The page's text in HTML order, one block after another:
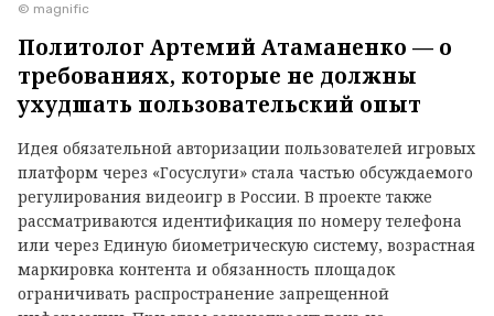
© magnific
Политолог Артемий Атаманенко — о
требованиях, которые не должны
ухудшать пользовательский опыт
Идея обязательной авторизации пользователей игровых
платформ через «Госуслуги» стала частью обсуждаемого
регулирования видеоигр в России. В проекте также
рассматриваются идентификация по номеру телефона
или через Единую биометрическую систему, возрастная
маркировка контента и обязанность площадок
ограничивать распространение запрещенной